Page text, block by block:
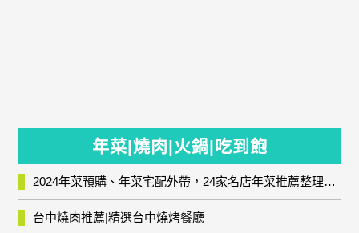
年菜|燒肉|火鍋|吃到飽
2024年菜預購、年菜宅配外帶，24家名店年菜推薦整理，圍爐輕鬆上菜團圓趣
台中燒肉推薦|精選台中燒烤餐廳